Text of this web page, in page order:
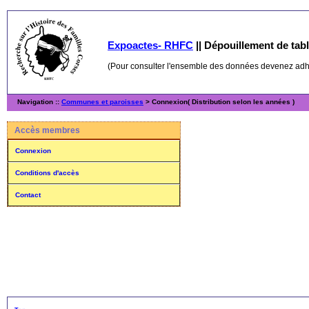
Expoactes- RHFC || Dépouillement de
(Pour consulter l'ensemble des données devenez
Navigation :: Communes et paroisses > Connexion( Distribution selon les années )
Accès membres
Connexion
Conditions d'accès
Contact